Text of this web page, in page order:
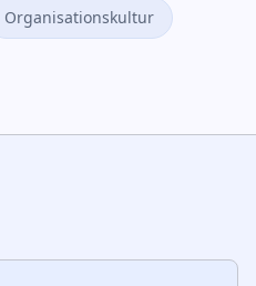
Organisationskultur